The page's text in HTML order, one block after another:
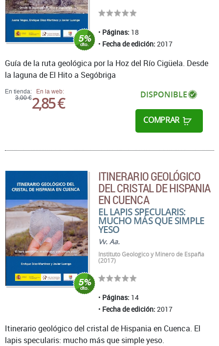
Páginas: 18
Fecha de edición: 2017
En tienda:
3,00 €
En la web:
2,85 € DISPONIBLE
COMPRAR
Guía de la ruta geológica por la Hoz del Río Cigüela. Desde
la laguna de El Hito a Segóbriga
ITINERARIO GEOLÓGICO
DEL CRISTAL DE HISPANIA
EN CUENCA
EL LAPIS SPECULARIS:
MUCHO MÁS QUE SIMPLE
YESO
Vv. Aa.
Instituto Geologico y Minero de España
(2017)
Páginas: 14
Fecha de edición: 2017
Itinerario geológico del cristal de Hispania en Cuenca. El
lapis specularis: mucho más que simple yeso.